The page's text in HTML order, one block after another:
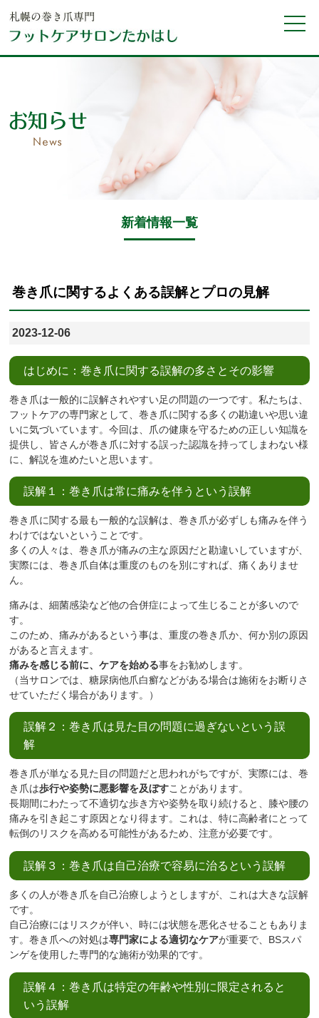
新着情報一覧
巻き爪に関するよくある誤解とプロの見解
2023-12-06
はじめに：巻き爪に関する誤解の多さとその影響
巻き爪は一般的に誤解されやすい足の問題の一つです。私たちは、
フットケアの専門家として、巻き爪に関する多くの勘違いや思い違
いに気づいています。今回は、爪の健康を守るための正しい知識を
提供し、皆さんが巻き爪に対する誤った認識を持ってしまわない様
に、解説を進めたいと思います。
誤解１：巻き爪は常に痛みを伴うという誤解
巻き爪に関する最も一般的な誤解は、巻き爪が必ずしも痛みを伴う
わけではないということです。
多くの人々は、巻き爪が痛みの主な原因だと勘違いしていますが、
実際には、巻き爪自体は重度のものを別にすれば、痛くありませ
ん。
痛みは、細菌感染など他の合併症によって生じることが多いので
す。
このため、痛みがあるという事は、重度の巻き爪か、何か別の原因
があると言えます。
痛みを感じる前に、ケアを始める事をお勧めします。
（当サロンでは、糖尿病他爪白癬などがある場合は施術をお断りさ
せていただく場合があります。）
誤解２：巻き爪は見た目の問題に過ぎないという誤
解
巻き爪が単なる見た目の問題だと思われがちですが、実際には、巻
き爪は歩行や姿勢に悪影響を及ぼすことがあります。
長期間にわたって不適切な歩き方や姿勢を取り続けると、膝や腰の
痛みを引き起こす原因となり得ます。これは、特に高齢者にとって
転倒のリスクを高める可能性があるため、注意が必要です。
誤解３：巻き爪は自己治療で容易に治るという誤解
多くの人が巻き爪を自己治療しようとしますが、これは大きな誤解
です。
自己治療にはリスクが伴い、時には状態を悪化させることもありま
す。巻き爪への対処は専門家による適切なケアが重要で、BSスパ
ンゲを使用した専門的な施術が効果的です。
誤解４：巻き爪は特定の年齢や性別に限定されると
いう誤解